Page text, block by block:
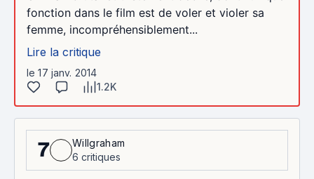
fonction dans le film est de voler et violer sa
femme, incompréhensiblement...
Lire la critique
le 17 janv. 2014
1.2K
7
Willgraham
6 critiques